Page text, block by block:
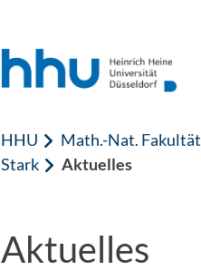
HHU Math.-Nat. Fakultät
Stark
Aktuelles
Aktuelles